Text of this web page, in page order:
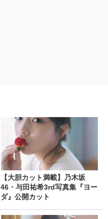
【大胆カット満載】乃木坂
46・与田祐希3rd写真集『ヨー
ダ』公開カット